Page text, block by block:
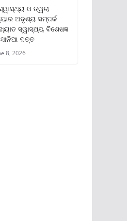
ଓ ତ୍ୱଚା
ଅଦୃଶ୍ୟ ସମ୍ପର୍କ
ସ୍ୱାସ୍ଥ୍ୟ ବିଶେଷଜ୍ଞ
ଦତ୍ତ
8, 2026